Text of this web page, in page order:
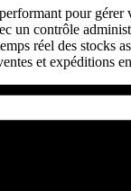
pour gérer
un contrôle
réel des stocks
et expéditions